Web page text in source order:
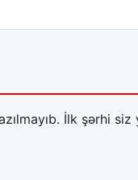
İlk şərhi siz